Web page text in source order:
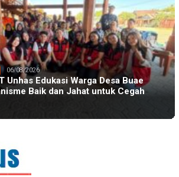
06/08/2026
Unhas Edukasi Warga Desa Buae
Baik dan Jahat untuk Cegah